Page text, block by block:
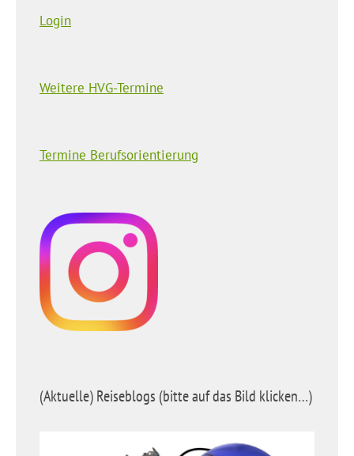
Login
Weitere HVG-Termine
Termine Berufsorientierung
(Aktuelle) Reiseblogs (bitte auf das Bild klicken…)